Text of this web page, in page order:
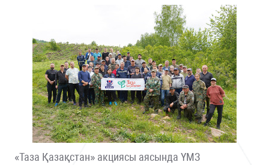
«Таза Қазақстан» акциясы аясында ҮМЗ